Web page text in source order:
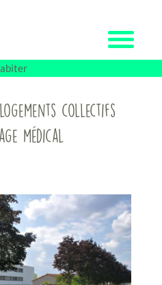
collectifs
médical